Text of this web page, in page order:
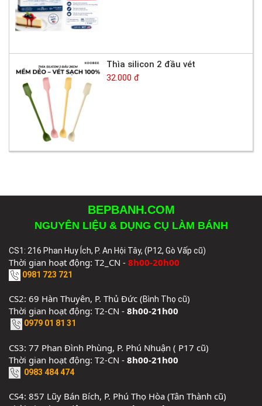
Thìa silicon 2 đầu vét
32.000 đ
BEPBANH.COM
NGUYÊN LIỆU & DỤNG CỤ LÀM BÁNH
CS1: 216 Phan Huy Ích, P. An Hội Tây, (P12, Gò Vấp cũ)
Thời gian hoạt động: T2_CN - 8h00-20h00
0981 723 721
CS2: 69 Hàn Thuyên, P. Thủ Đức (Bình Thọ cũ)
Thời gian hoạt động: T2-CN - 8h00-21h00
0979 01 81 31
CS3: 77 Phan Đình Phùng, P. Phú Nhuận ( P17 cũ)
Thời gian hoạt động: T2-CN - 8h00-21h00
0983 484 474
CS4: 857 Lũy Bán Bích, P. Phú Thọ Hòa (Tân Thành cũ)